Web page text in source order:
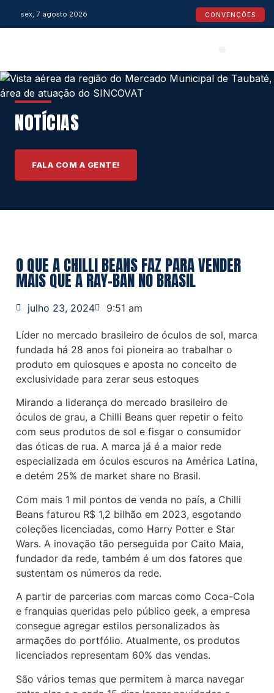
sex, 7 agosto 2026 CONVENÇÕES
NOTÍCIAS
FALA COM A GENTE!
O QUE A CHILLI BEANS FAZ PARA VENDER
MAIS QUE A RAY-BAN NO BRASIL
julho 23, 2024 9:51 am
Líder no mercado brasileiro de óculos de sol, marca
fundada há 28 anos foi pioneira ao trabalhar o
produto em quiosques e aposta no conceito de
exclusividade para zerar seus estoques
Mirando a liderança do mercado brasileiro de
óculos de grau, a Chilli Beans quer repetir o feito
com seus produtos de sol e fisgar o consumidor
das óticas de rua. A marca já é a maior rede
especializada em óculos escuros na América Latina,
e detém 25% de market share no Brasil.
Com mais 1 mil pontos de venda no país, a Chilli
Beans faturou R$ 1,2 bilhão em 2023, esgotando
coleções licenciadas, como Harry Potter e Star
Wars. A inovação tão perseguida por Caito Maia,
fundador da rede, também é um dos fatores que
sustentam os números da rede.
A partir de parcerias com marcas como Coca-Cola
e franquias queridas pelo público geek, a empresa
consegue agregar estilos personalizados às
armações do portfólio. Atualmente, os produtos
licenciados representam 60% das vendas.
São vários temas que permitem à marca navegar